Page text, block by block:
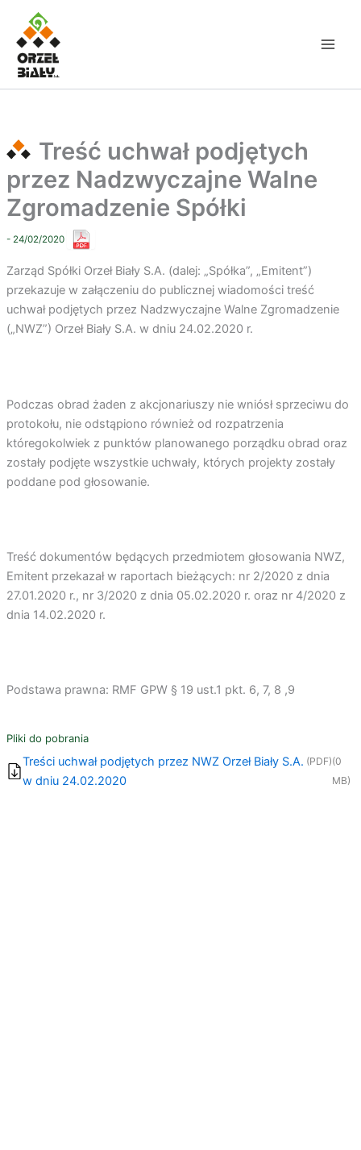
Przejdź
treści
Treść uchwał podjętych
przez Nadzwyczajne Walne
Zgromadzenie Spółki
- 24/02/2020
Zarząd Spółki Orzeł Biały S.A. (dalej: „Spółka”, „Emitent”)
przekazuje w załączeniu do publicznej wiadomości treść
uchwał podjętych przez Nadzwyczajne Walne Zgromadzenie
(„NWZ”) Orzeł Biały S.A. w dniu 24.02.2020 r.
Podczas obrad żaden z akcjonariuszy nie wniósł sprzeciwu do
protokołu, nie odstąpiono również od rozpatrzenia
któregokolwiek z punktów planowanego porządku obrad oraz
zostały podjęte wszystkie uchwały, których projekty zostały
poddane pod głosowanie.
Treść dokumentów będących przedmiotem głosowania NWZ,
Emitent przekazał w raportach bieżących: nr 2/2020 z dnia
27.01.2020 r., nr 3/2020 z dnia 05.02.2020 r. oraz nr 4/2020 z
dnia 14.02.2020 r.
Podstawa prawna: RMF GPW § 19 ust.1 pkt. 6, 7, 8 ,9
Pliki do pobrania
Treści uchwał podjętych przez NWZ Orzeł Biały S.A.
w dniu 24.02.2020
(PDF)(0
MB)